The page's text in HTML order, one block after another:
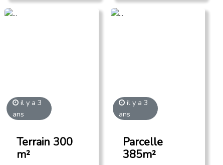
il y a 3
ans
Terrain 300
m²
il y a 3
ans
Parcelle
385m²